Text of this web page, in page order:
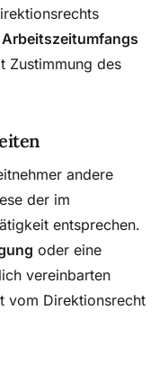
Arbeitszeitumfangs
Zustimmung des
andere
der im
entsprechen.
oder eine
vereinbarten
vom Direktionsrecht